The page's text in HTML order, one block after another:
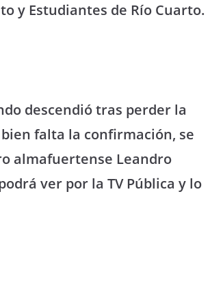
y Estudiantes de Río Cuarto.
descendió tras perder la
falta la confirmación, se
almafuertense Leandro
ver por la TV Pública y lo